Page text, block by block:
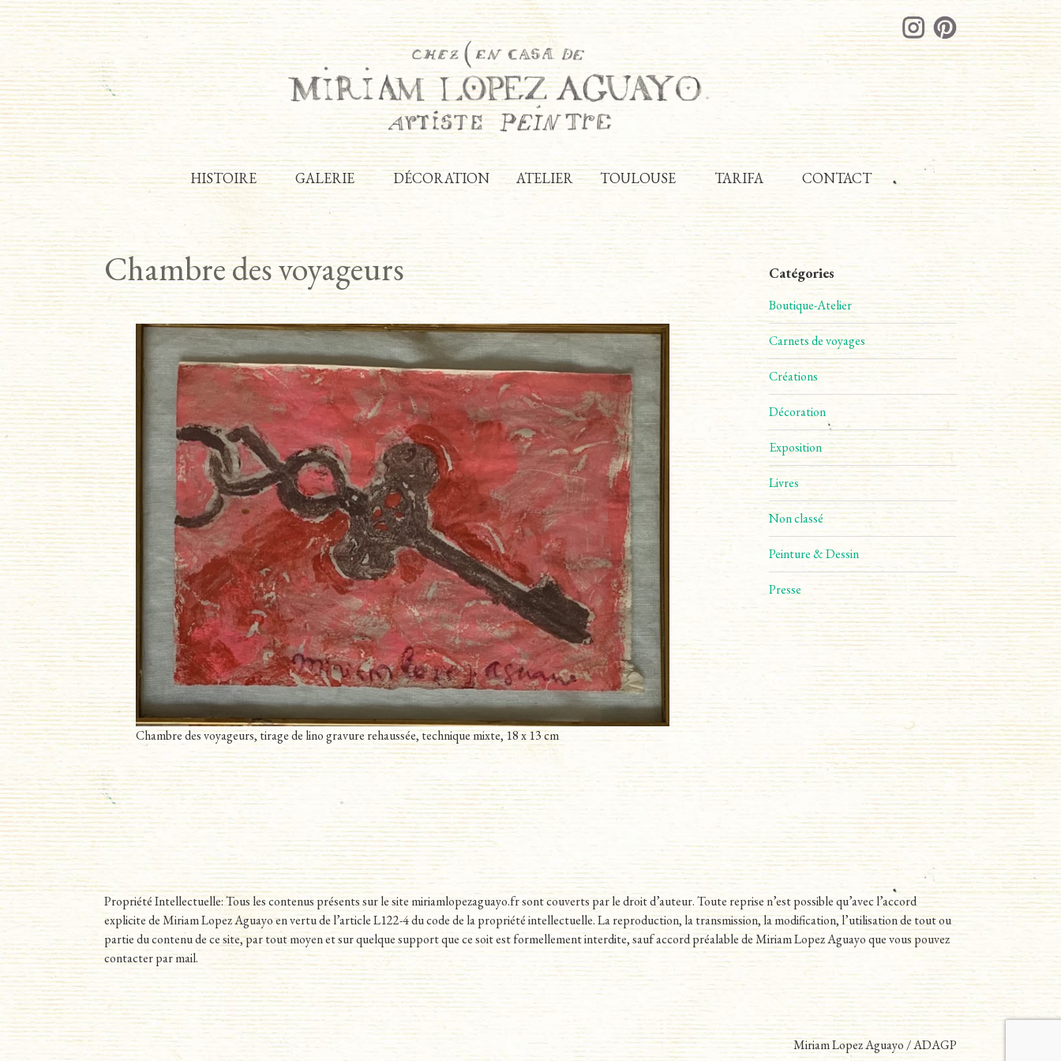
HISTOIRE GALERIE DÉCORATION ATELIER TOULOUSE TARIFA CONTACT
Chambre des voyageurs
Chambre des voyageurs, tirage de lino gravure rehaussée, technique mixte, 18 x 13 cm
Catégories
Boutique-Atelier
Carnets de voyages
Créations
Décoration
Exposition
Livres
Non classé
Peinture & Dessin
Presse
Propriété Intellectuelle: Tous les contenus présents sur le site miriamlopezaguayo.fr sont couverts par le droit d’auteur. Toute reprise n’est possible qu’avec l’accord
explicite de Miriam Lopez Aguayo en vertu de l’article L122-4 du code de la propriété intellectuelle. La reproduction, la transmission, la modification, l’utilisation de tout ou
partie du contenu de ce site, par tout moyen et sur quelque support que ce soit est formellement interdite, sauf accord préalable de Miriam Lopez Aguayo que vous pouvez
contacter par mail.
Miriam Lopez Aguayo / ADAGP